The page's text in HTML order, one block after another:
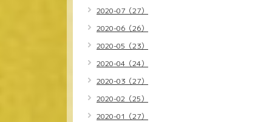
2020-07（27）
2020-06（26）
2020-05（23）
2020-04（24）
2020-03（27）
2020-02（25）
2020-01（27）